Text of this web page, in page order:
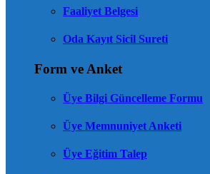
Faaliyet Belgesi
Oda Kayıt Sicil Sureti
Form ve Anket
Üye Bilgi Güncelleme Formu
Üye Memnuniyet Anketi
Üye Eğitim Talep